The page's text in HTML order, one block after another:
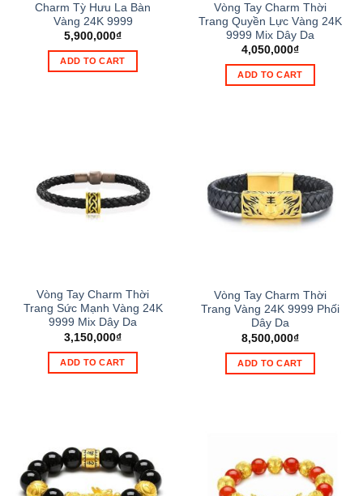
Charm Tỳ Hưu La Bàn
Vàng 24K 9999
5,900,000₫
ADD TO CART
Vòng Tay Charm Thời
Trang Quyền Lực Vàng 24K
9999 Mix Dây Da
4,050,000₫
ADD TO CART
Vòng Tay Charm Thời
Trang Sức Mạnh Vàng 24K
9999 Mix Dây Da
3,150,000₫
ADD TO CART
Vòng Tay Charm Thời
Trang Vàng 24K 9999 Phối
Dây Da
8,500,000₫
ADD TO CART